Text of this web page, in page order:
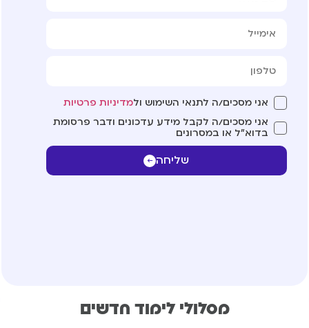
אני מסכים/ה לתנאי השימוש ולמדיניות פרטיות
אני מסכים/ה לקבל מידע עדכונים ודבר פרסומת
בדוא"ל או במסרונים
שליחה
מסלולי לימוד חדשים